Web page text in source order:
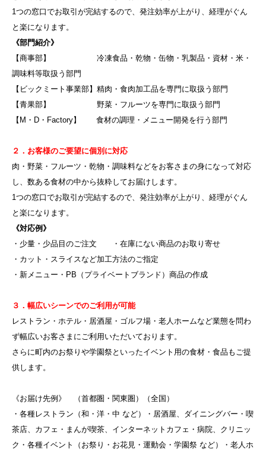
1つの窓口でお取引が完結するので、発注効率が上がり、経理がぐん
と楽になります。
《部門紹介》
【商事部】 冷凍食品・乾物・缶物・乳製品・資材・米・
調味料等取扱う部門
【ビックミート事業部】精肉・食肉加工品を専門に取扱う部門
【青果部】 野菜・フルーツを専門に取扱う部門
【M・D・Factory】 食材の調理・メニュー開発を行う部門
２．お客様のご要望に個別に対応
肉・野菜・フルーツ・乾物・調味料などをお客さまの身になって対応
し、数ある食材の中から抜粋してお届けします。
1つの窓口でお取引が完結するので、発注効率が上がり、経理がぐん
と楽になります。
《対応例》
・少量・少品目のご注文 ・在庫にない商品のお取り寄せ
・カット・スライスなど加工方法のご指定
・新メニュー・PB（プライベートブランド）商品の作成
３．幅広いシーンでのご利用が可能
レストラン・ホテル・居酒屋・ゴルフ場・老人ホームなど業態を問わ
ず幅広いお客さまにご利用いただいております。
さらに町内のお祭りや学園祭といったイベント用の食材・食品もご提
供します。
《お届け先例》 （首都圏・関東圏）（全国）
・各種レストラン（和・洋・中 など）・居酒屋、ダイニングバー・喫
茶店、カフェ・まんが喫茶、インターネットカフェ・病院、クリニッ
ク・各種イベント（お祭り・お花見・運動会・学園祭 など）・老人ホ